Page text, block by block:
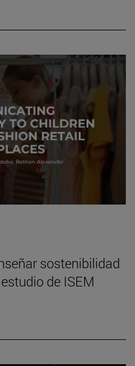
sostenibilidad
de ISEM